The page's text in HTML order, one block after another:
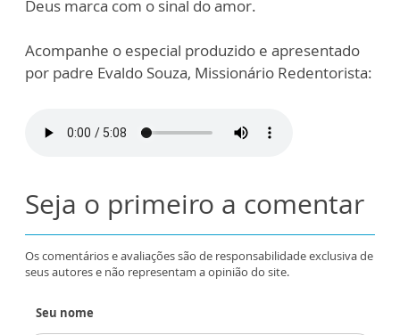
Deus marca com o sinal do amor.
Acompanhe o especial produzido e apresentado
por padre Evaldo Souza, Missionário Redentorista:
Seja o primeiro a comentar
Os comentários e avaliações são de responsabilidade exclusiva de
seus autores e não representam a opinião do site.
Seu nome